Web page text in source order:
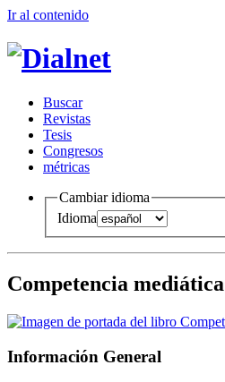
Ir al contenido
Buscar
Revistas
Tesis
Congresos
métricas
Cambiar idioma
Idioma
Competencia mediática
Información General